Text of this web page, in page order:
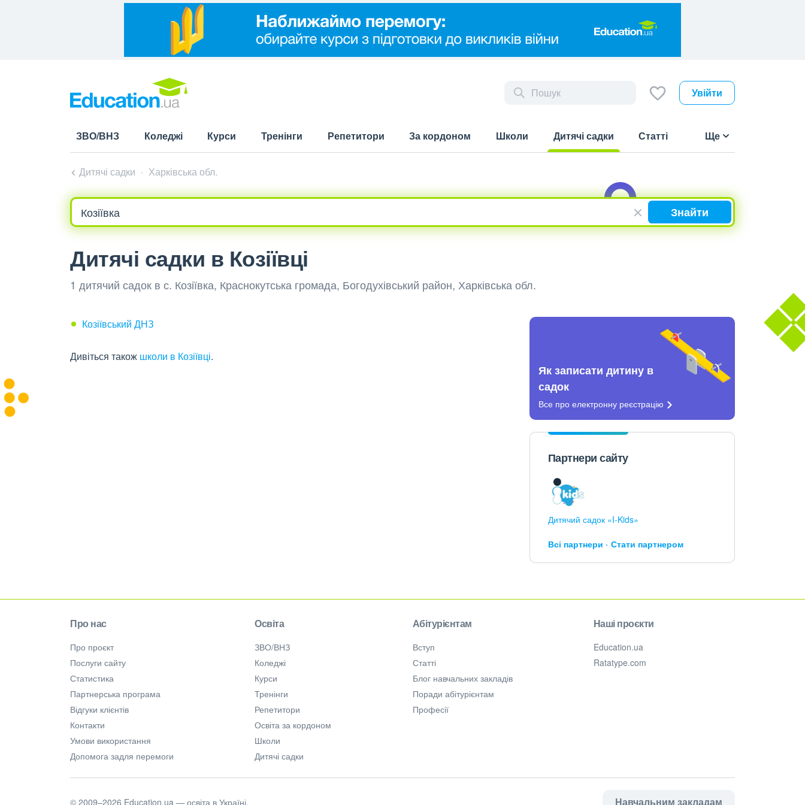
Увійти
ЗВО/ВНЗ Коледжі Курси Тренінги Репетитори За кордоном Школи
Дитячі садки
Статті Ще
Дитячі садки Харківська обл.
Знайти
Дитячі садки в Козіївці
1 дитячий садок в с. Козіївка, Краснокутська громада, Богодухівський район, Харківська обл.
Козіївський ДНЗ
Дивіться також школи в Козіївці.
Як записати дитину в
садок
Все про електронну реєстрацію
Партнери сайту
Дитячий садок «I-Kids»
Всі партнери Стати партнером
Про нас
Про проєкт
Послуги сайту
Статистика
Партнерська програма
Відгуки клієнтів
Контакти
Умови використання
Допомога задля перемоги
Освіта
ЗВО/ВНЗ
Коледжі
Курси
Тренінги
Репетитори
Освіта за кордоном
Школи
Дитячі садки
Абітурієнтам
Вступ
Статті
Блог навчальних закладів
Поради абітурієнтам
Професії
Наші проєкти
Education.ua
Ratatype.com
Навчальним закладам
© 2009–2026 Education.ua — освіта в Україні.